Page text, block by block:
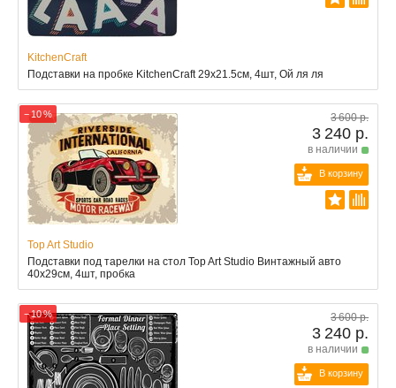
KitchenCraft
Подставки на пробке KitchenCraft 29х21.5см, 4шт, Ой ля ля
− 10 % 3 600 р.
3 240 р.
в наличии
В корзину
Top Art Studio
Подставки под тарелки на стол Top Art Studio Винтажный авто
40x29см, 4шт, пробка
− 10 % 3 600 р.
3 240 р.
в наличии
В корзину